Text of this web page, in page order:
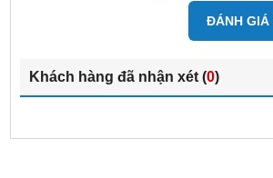
ĐÁNH GIÁ
Khách hàng đã nhận xét (0)